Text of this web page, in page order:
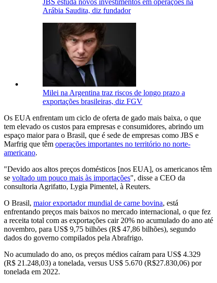
Arábia Saudita, diz fundador
Milei na Argentina traz riscos de longo prazo a
exportações brasileiras, diz FGV
Os EUA enfrentam um ciclo de oferta de gado mais baixa, o que
tem elevado os custos para empresas e consumidores, abrindo um
espaço maior para o Brasil, que é sede de empresas como JBS e
Marfrig que têm operações importantes no território no norte-
americano.
"Devido aos altos preços domésticos [nos EUA], os americanos têm
se voltado um pouco mais às importações", disse a CEO da
consultoria Agrifatto, Lygia Pimentel, à Reuters.
O Brasil, maior exportador mundial de carne bovina, está
enfrentando preços mais baixos no mercado internacional, o que fez
a receita total com as exportações cair 20% no acumulado do ano até
novembro, para US$ 9,75 bilhões (R$ 47,86 bilhões), segundo
dados do governo compilados pela Abrafrigo.
No acumulado do ano, os preços médios caíram para US$ 4.329
(R$ 21.248,03) a tonelada, versus US$ 5.670 (R$27.830,06) por
tonelada em 2022.